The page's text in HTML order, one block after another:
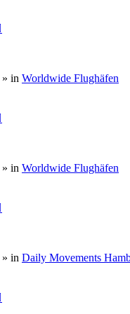
» in Worldwide Flughäfen
» in Worldwide Flughäfen
» in Daily Movements